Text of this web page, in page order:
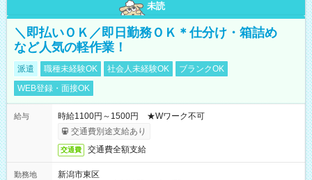
未読
＼即払いＯＫ／即日勤務ＯＫ＊仕分け・箱詰め
など人気の軽作業！
派遣 職種未経験OK 社会人未経験OK
ブランクOK
WEB登録・面接OK
給与
時給1100円～1500円 ★Wワーク不可
交通費別途支給あり
交通費 交通費全額支給
勤務地
新潟市東区